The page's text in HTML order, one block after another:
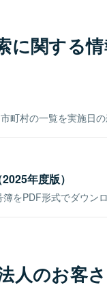
に関する
町村の一覧を実施日
年度版）
をPDF形式でダウン
人のお客